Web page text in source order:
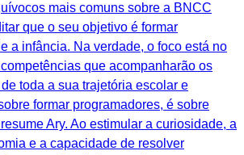
mais comuns sobre a BNCC
que o seu objetivo é formar
a infância. Na verdade, o foco está no
que acompanharão os
toda a sua trajetória escolar e
formar programadores, é sobre
Ary. Ao estimular a curiosidade, a
e a capacidade de resolver